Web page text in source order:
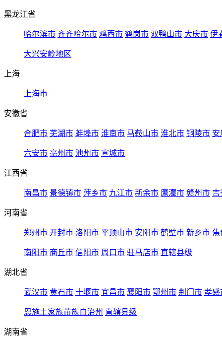
黑龙江省
哈尔滨市 齐齐哈尔市 鸡西市 鹤岗市 双鸭山市 大庆市 伊
大兴安岭地区
上海
上海市
安徽省
合肥市 芜湖市 蚌埠市 淮南市 马鞍山市 淮北市 铜陵市 安
六安市 亳州市 池州市 宣城市
江西省
南昌市 景德镇市 萍乡市 九江市 新余市 鹰潭市 赣州市 吉
河南省
郑州市 开封市 洛阳市 平顶山市 安阳市 鹤壁市 新乡市 焦
南阳市 商丘市 信阳市 周口市 驻马店市 直辖县级
湖北省
武汉市 黄石市 十堰市 宜昌市 襄阳市 鄂州市 荆门市 孝感
恩施土家族苗族自治州 直辖县级
湖南省